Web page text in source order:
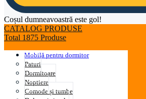
Coșul dumneavoastră este gol!
CATALOG PRODUSE
Total 1875 Produse
Mobilă pentru dormitor
Paturi
Dormitoare
Noptiere
Comode și tumbe